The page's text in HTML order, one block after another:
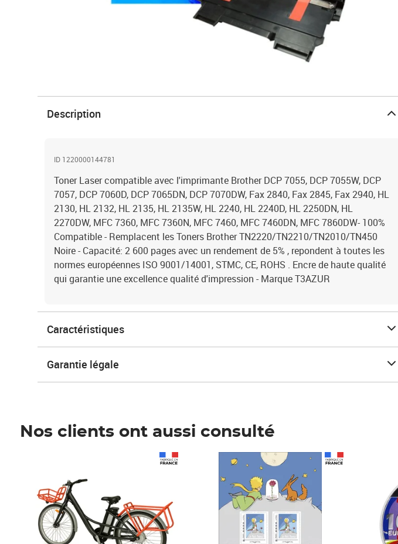
Description
ID 1220000144781
Toner Laser compatible avec l'imprimante Brother DCP 7055, DCP 7055W, DCP
7057, DCP 7060D, DCP 7065DN, DCP 7070DW, Fax 2840, Fax 2845, Fax 2940, HL
2130, HL 2132, HL 2135, HL 2135W, HL 2240, HL 2240D, HL 2250DN, HL
2270DW, MFC 7360, MFC 7360N, MFC 7460, MFC 7460DN, MFC 7860DW- 100%
Compatible - Remplacent les Toners Brother TN2220/TN2210/TN2010/TN450
Noire - Capacité: 2 600 pages avec un rendement de 5% , repondent à toutes les
normes européennes ISO 9001/14001, STMC, CE, ROHS . Encre de haute qualité
qui garantie une excellence qualité d'impression - Marque T3AZUR
Caractéristiques
Garantie légale
Nos clients ont aussi consulté
Prix 7,50€